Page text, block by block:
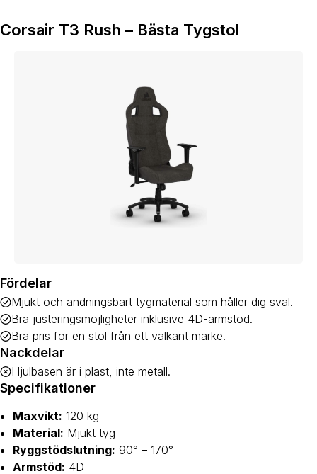
Corsair T3 Rush – Bästa Tygstol
Fördelar
Mjukt och andningsbart tygmaterial som håller dig sval.
Bra justeringsmöjligheter inklusive 4D-armstöd.
Bra pris för en stol från ett välkänt märke.
Nackdelar
Hjulbasen är i plast, inte metall.
Specifikationer
Maxvikt: 120 kg
Material: Mjukt tyg
Ryggstödslutning: 90° – 170°
Armstöd: 4D